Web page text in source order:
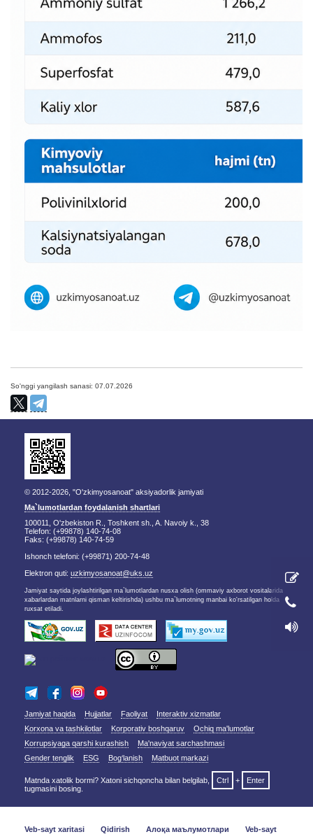
So'nggi yangilash sanasi: 07.07.2026
© 2012-2026, "O'zkimyosanoat" aksiyadorlik jamiyati
Ma`lumotlardan foydalanish shartlari
100011, O'zbekiston R., Toshkent sh., A. Navoiy k., 38
Telefon: (+99878) 140-74-08
Faks: (+99878) 140-74-59
Ishonch telefoni: (+99871) 200-74-48
Elektron quti: uzkimyosanoat@uks.uz
Jamiyat saytida joylashtirilgan ma`lumotlardan nusxa olish (ommaviy axborot vositalarida
xabarlardan matnlarni qisman keltirishda) ushbu ma`lumotning manbai ko'rsatilgan holda
ruxsat etiladi.
Jamiyat haqida Hujjatlar Faoliyat
Interaktiv xizmatlar
Korxona va tashkilotlar
Korporativ boshqaruv
Ochiq ma'lumotlar
Korrupsiyaga qarshi kurashish
Ma'naviyat sarchashmasi
Gender tenglik
ESG Bog‘lanish Matbuot markazi
Matnda xatolik bormi? Xatoni sichqoncha bilan belgilab, Ctrl +
Enter
tugmasini bosing.
Veb-sayt xaritasi Qidirish Алоқа маълумотлари
Veb-sayt